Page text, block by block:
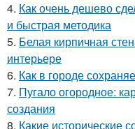
4. Как очень дешево
и быстрая методика
5. Белая кирпичная
интерьере
6. Как в городе
7. Пугало огородное:
создания
8. Какие исторические